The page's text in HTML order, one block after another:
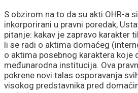
S obzirom na to da su akti OHR-a
inkorporirani u pravni poredak,
pitanje: kakav je zapravo karakter
li se radi o aktima domaćeg
o aktima posebnog karaktera koje
međunarodna institucija. Ova
pokrene novi talas osporavanja
visokog predstavnika pred